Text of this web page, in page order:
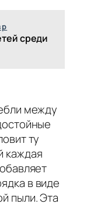
среди
между
ту
каждая
в виде
пыли. Эта